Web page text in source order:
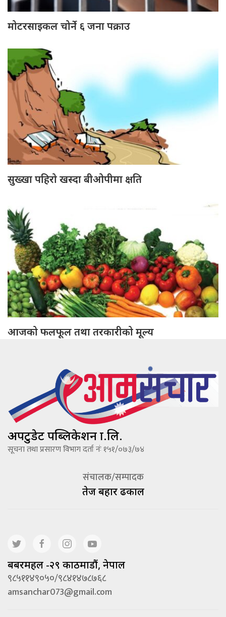
मोटरसाइकल चोर्ने ६ जना पक्राउ
सुख्खा पहिरो खस्दा बीओपीमा क्षति
आजको फलफूल तथा तरकारीको मूल्य
अपटुडेट पब्लिकेशन प्रा.लि.
सूचना तथा प्रसारण विभाग दर्ता नंः १५१/०७३/७४
संचालक/सम्पादक
तेज बहादूर ढकाल
बबरमहल -२९ काठमाडौं, नेपाल
९८५११४९०५०/९८४१४७८७६८
amsanchar073@gmail.com